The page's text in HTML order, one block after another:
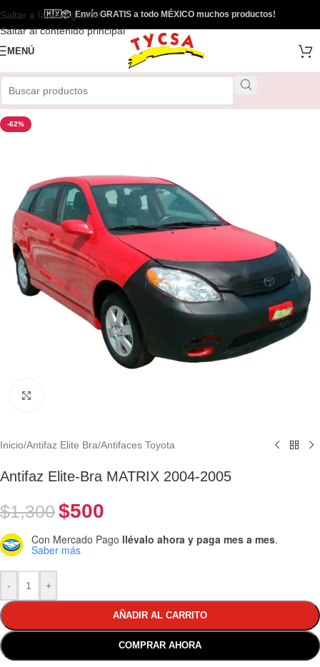
Saltar a la navegación
Saltar al contenido principal
🇲🇽📦Envío GRATIS a todo MÉXICO muchos productos!
MENÚ
-62%
Inicio/Antifaz Elite Bra/Antifaces Toyota
Antifaz Elite-Bra MATRIX 2004-2005
$1,300$500
Con Mercado Pago llévalo ahora y paga mes a mes.
Saber más
- +
AÑADIR AL CARRITO
COMPRAR AHORA